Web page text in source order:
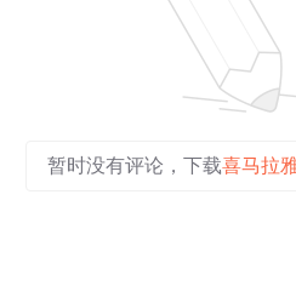
暂时没有评论，下载喜马拉